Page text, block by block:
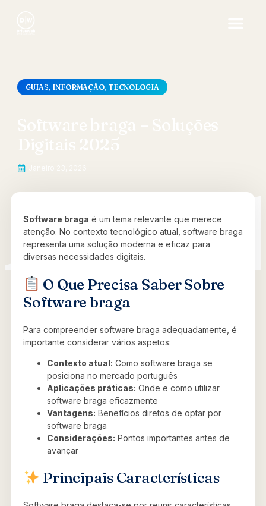
GUIAS, INFORMAÇÃO, TECNOLOGIA
Software braga é um tema relevante que merece
atenção. No contexto tecnológico atual, software braga
representa uma solução moderna e eficaz para
diversas necessidades digitais.
O Que Precisa Saber Sobre
Software braga
Para compreender software braga adequadamente, é
importante considerar vários aspetos:
Contexto atual: Como software braga se
posiciona no mercado português
Aplicações práticas: Onde e como utilizar
software braga eficazmente
Vantagens: Benefícios diretos de optar por
software braga
Considerações: Pontos importantes antes de
avançar
Principais Características